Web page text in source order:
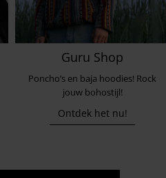
Guru Shop
Poncho’s en baja hoodies! Rock
jouw bohostijl!
Ontdek het nu!